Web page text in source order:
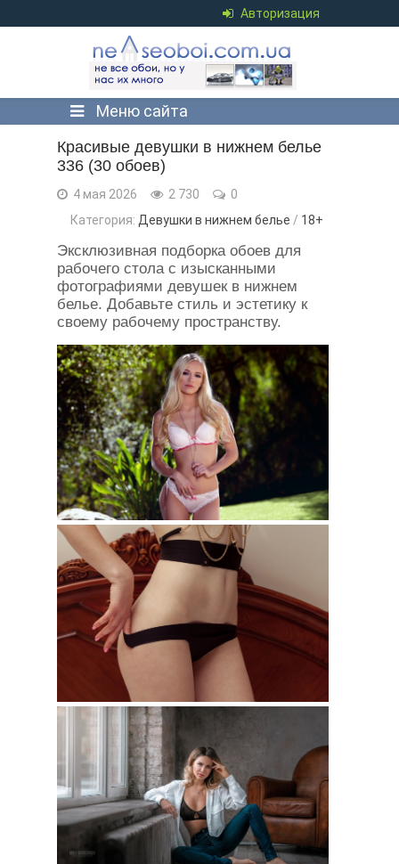
Авторизация
Меню сайта
Красивые девушки в нижнем белье
336 (30 обоев)
4 мая 2026 2 730
0
Категория: Девушки в нижнем белье / 18+
Эксклюзивная подборка обоев для
рабочего стола с изысканными
фотографиями девушек в нижнем
белье. Добавьте стиль и эстетику к
своему рабочему пространству.